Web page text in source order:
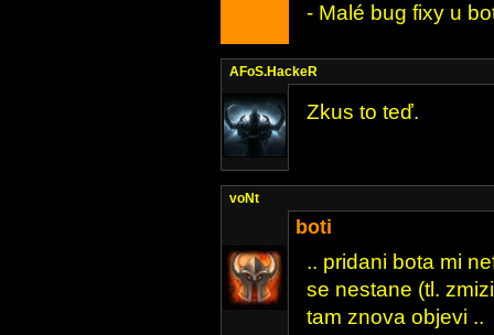
- Malé bug fixy u
AFoS.HackeR
Zkus to teď.
voNt
boti
.. pridani bota mi
se nestane (tl.
tam znova objevi ..